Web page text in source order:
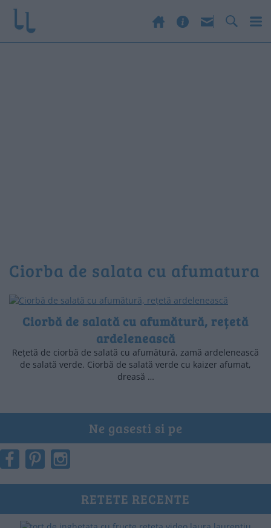
ciorba de salata cu afumatura
Ciorbă de salată cu afumătură, rețetă
ardelenească
Rețetă de ciorbă de salată cu afumătură, zamă ardelenească
de salată verde. Ciorbă de salată verde cu kaizer afumat,
dreasă …
Ne gasesti si pe
RETETE RECENTE